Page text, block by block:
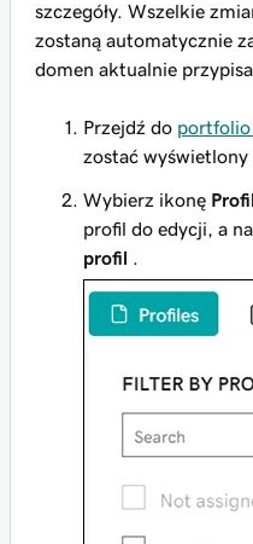
szczegóły. Wszelkie
zostaną automatycznie
domen aktualnie
Przejdź do portfolio
zostać wyświetlony
Wybierz ikonę
profil do edycji, a
profil